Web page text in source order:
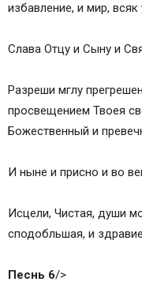
избавление, и мир,
Слава Отцу и Сыну и
Разреши мглу
просвещением Твоея
Божественный и
И ныне и присно и во
Исцели, Чистая, души
сподобльшая, и
Песнь 6/>